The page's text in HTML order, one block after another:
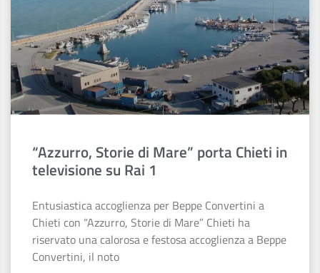
“Azzurro, Storie di Mare” porta Chieti in
televisione su Rai 1
Entusiastica accoglienza per Beppe Convertini a
Chieti con “Azzurro, Storie di Mare” Chieti ha
riservato una calorosa e festosa accoglienza a Beppe
Convertini, il noto